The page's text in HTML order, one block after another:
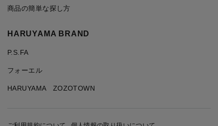
商品の簡単な探し方
HARUYAMA BRAND
P.S.FA
フォーエル
HARUYAMA ZOZOTOWN